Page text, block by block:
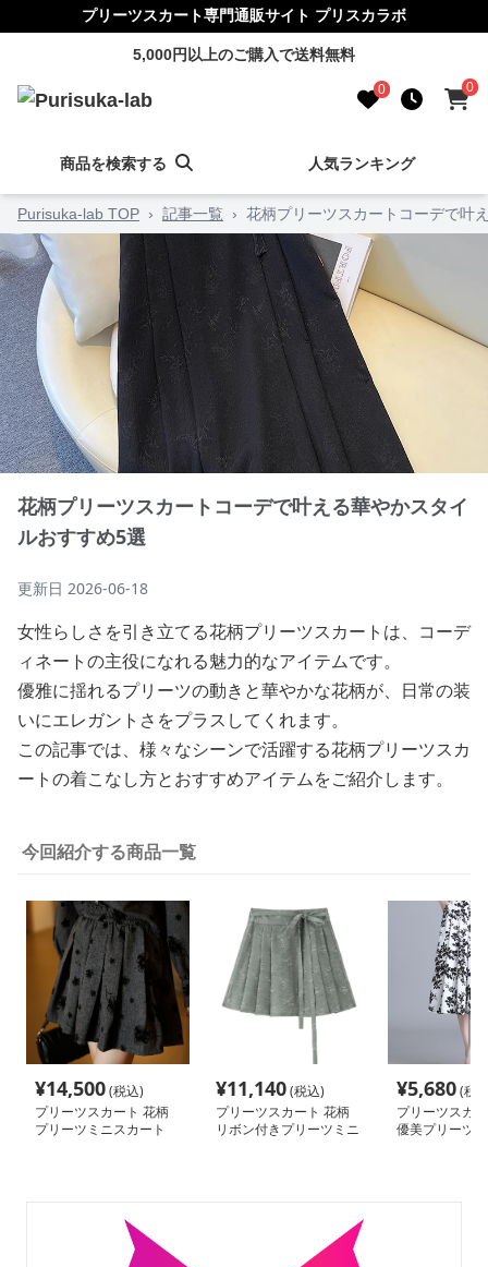
プリーツスカート専門通販サイト プリスカラボ
5,000円以上のご購入で送料無料
0 0
商品を検索する 人気ランキング
Purisuka-lab TOP › 記事一覧 › 花柄プリーツスカートコーデで叶
花柄プリーツスカートコーデで叶える華やかスタイ
ルおすすめ5選
更新日 2026-06-18
女性らしさを引き立てる花柄プリーツスカートは、コーデ
ィネートの主役になれる魅力的なアイテムです。
優雅に揺れるプリーツの動きと華やかな花柄が、日常の装
いにエレガントさをプラスしてくれます。
この記事では、様々なシーンで活躍する花柄プリーツスカ
ートの着こなし方とおすすめアイテムをご紹介します。
今回紹介する商品一覧
¥14,500(税込)
プリーツスカート 花柄
プリーツミニスカート
¥11,140(税込)
プリーツスカート 花柄
リボン付きプリーツミニ
¥5,680(税
プリーツスカ
優美プリーツ